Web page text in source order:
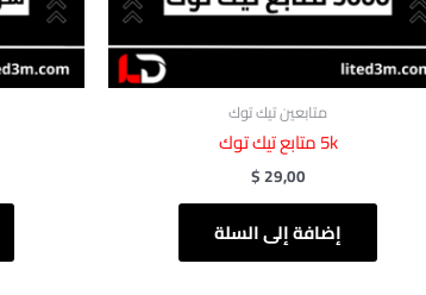
متابعين تيك توك
5k متابع تيك توك
$29,00
إضافة إلى السلة